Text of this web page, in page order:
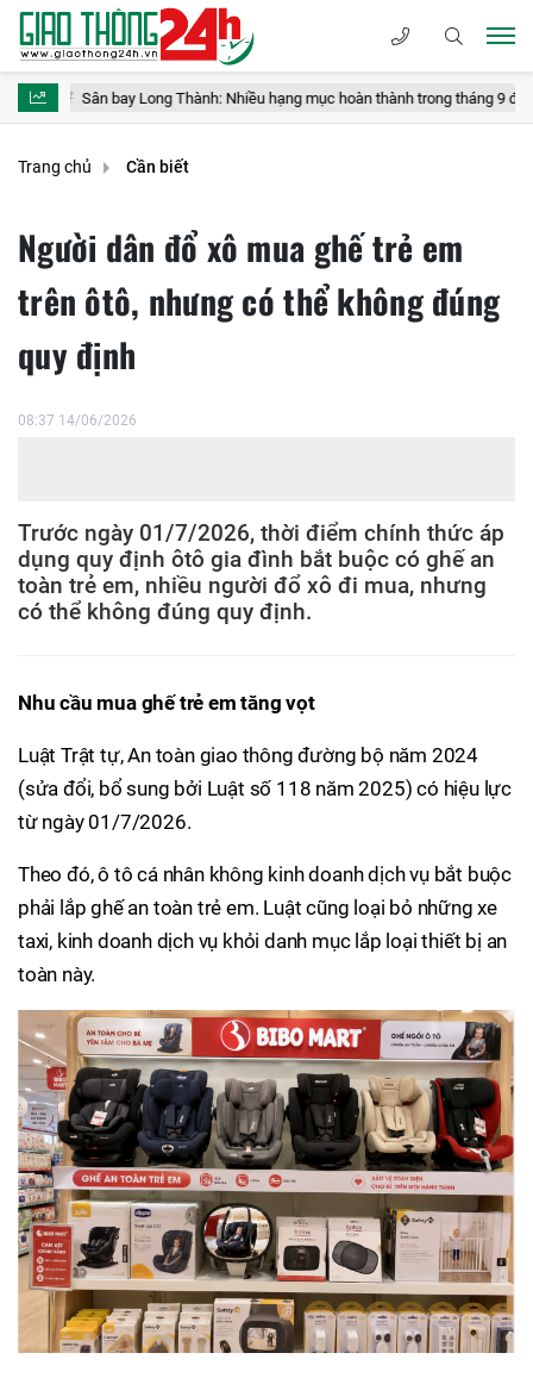
Long Thành: Nhiều hạng mục hoàn thành trong tháng 9 để phục vụ vận
Trang chủ Cần biết
Người dân đổ xô mua ghế trẻ em
trên ôtô, nhưng có thể không đúng
quy định
08:37 14/06/2026
Trước ngày 01/7/2026, thời điểm chính thức áp
dụng quy định ôtô gia đình bắt buộc có ghế an
toàn trẻ em, nhiều người đổ xô đi mua, nhưng
có thể không đúng quy định.
Nhu cầu mua ghế trẻ em tăng vọt
Luật Trật tự, An toàn giao thông đường bộ năm 2024
(sửa đổi, bổ sung bởi Luật số 118 năm 2025) có hiệu lực
từ ngày 01/7/2026.
Theo đó, ô tô cá nhân không kinh doanh dịch vụ bắt buộc
phải lắp ghế an toàn trẻ em. Luật cũng loại bỏ những xe
taxi, kinh doanh dịch vụ khỏi danh mục lắp loại thiết bị an
toàn này.